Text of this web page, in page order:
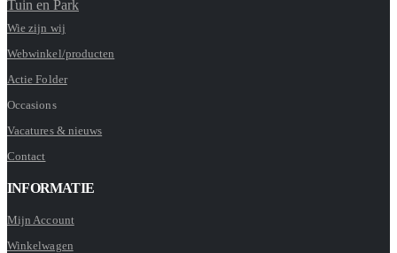
Tuin en Park
Wie zijn wij
Webwinkel/producten
Actie Folder
Occasions
Vacatures & nieuws
Contact
INFORMATIE
Mijn Account
Winkelwagen